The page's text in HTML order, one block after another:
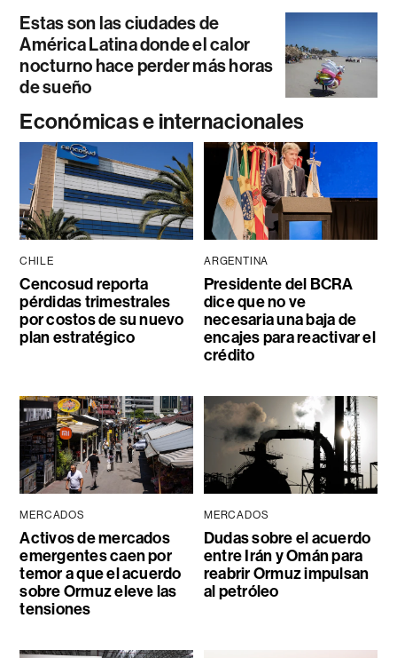
Estas son las ciudades de
América Latina donde el calor
nocturno hace perder más horas
de sueño
Económicas e internacionales
CHILE
Cencosud reporta
pérdidas trimestrales
por costos de su nuevo
plan estratégico
ARGENTINA
Presidente del BCRA
dice que no ve
necesaria una baja de
encajes para reactivar el
crédito
MERCADOS
Activos de mercados
emergentes caen por
temor a que el acuerdo
sobre Ormuz eleve las
tensiones
MERCADOS
Dudas sobre el acuerdo
entre Irán y Omán para
reabrir Ormuz impulsan
al petróleo